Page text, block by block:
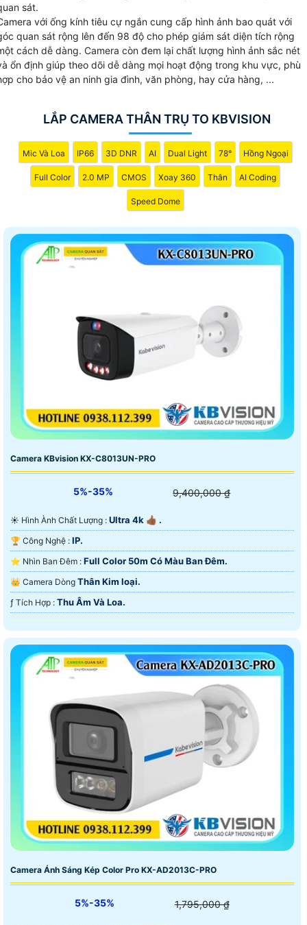
sát.
với ống kính tiêu cự ngắn cung cấp hình ảnh bao quát với
quan sát rộng lên đến 98 độ cho phép giám sát diện tích rộng
cách dễ dàng. Camera còn đem lại chất lượng hình ảnh sắc nét
ổn định giúp theo dõi dễ dàng mọi hoạt động trong khu vực, phù
cho bảo vệ an ninh gia đình, văn phòng, hay cửa hàng, ...
LẮP CAMERA THÂN TRỤ TO KBVISION
Mic Và Loa IP66 3D DNR AI Dual Light 78° Hồng Ngoại
Full Color 2.0 MP CMOS Xoay 360 Thân AI Coding
Speed Dome
Camera KBvision KX-C8013UN-PRO
5%-35% 9,400,000 ₫
☀️ Hình Ành Chất Lượng : Ultra 4k 👍🏾 .
🏆 Công Nghệ : IP.
⭐ Nhìn Ban Đêm : Full Color 50m Có Màu Ban Ðêm.
👑 Camera Dòng Thân Kim loại.
️ƒ Tích Hợp : Thu Âm Và Loa.
Camera Ánh Sáng Kép Color Pro KX-AD2013C-PRO
5%-35% 1,795,000 ₫